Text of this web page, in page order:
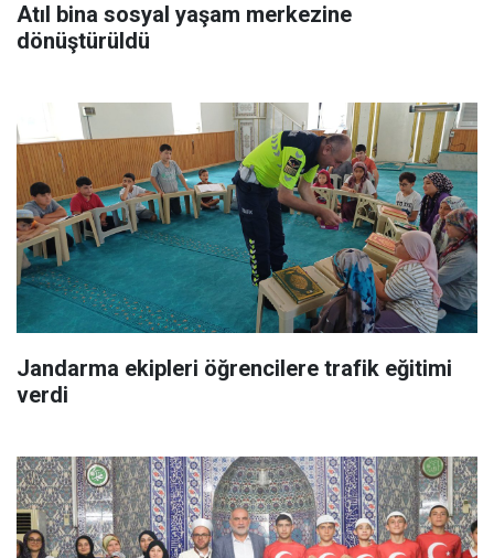
Atıl bina sosyal yaşam merkezine
dönüştürüldü
Jandarma ekipleri öğrencilere trafik eğitimi
verdi